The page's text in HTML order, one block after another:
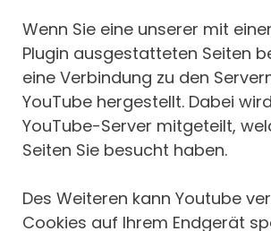
Wenn Sie eine unserer mit
Plugin ausgestatteten Seiten
eine Verbindung zu den
YouTube hergestellt. Dabei
YouTube-Server mitgeteilt,
Seiten Sie besucht haben.
Des Weiteren kann Youtube
Cookies auf Ihrem Endgerät